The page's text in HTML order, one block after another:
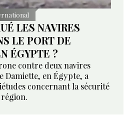
LES NAVIRES
LE PORT DE
ÉGYPTE ?
contre deux navires
Damiette, en Égypte, a
concernant la sécurité